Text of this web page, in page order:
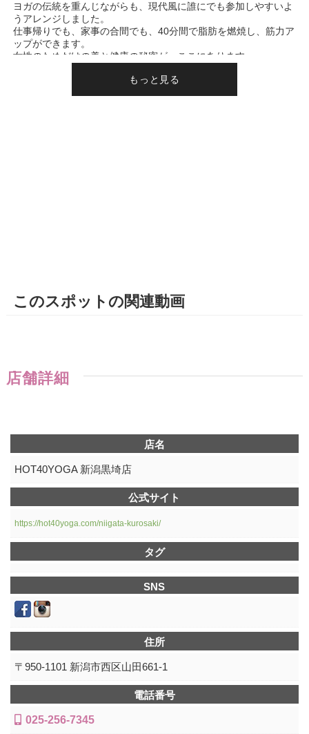
ヨガの伝統を重んじながらも、現代風に誰にでも参加しやすいよ
うアレンジしました。
仕事帰りでも、家事の合間でも、40分間で脂肪を燃焼し、筋力ア
ップができます。
女性のためだけの美と健康の秘密が、ここにあります。
このスポットの関連動画
店舗詳細
店名
HOT40YOGA 新潟黒埼店
公式サイト
https://hot40yoga.com/niigata-kurosaki/
タグ
SNS
住所
〒950-1101 新潟市西区山田661-1
電話番号
025-256-7345